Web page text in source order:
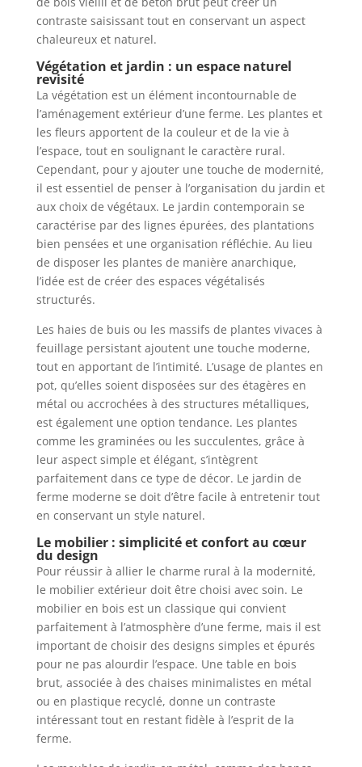
contraste saisissant tout en conservant un aspect
chaleureux et naturel.
Végétation et jardin : un espace naturel
revisité
La végétation est un élément incontournable de
l’aménagement extérieur d’une ferme. Les plantes et
les fleurs apportent de la couleur et de la vie à
l’espace, tout en soulignant le caractère rural.
Cependant, pour y ajouter une touche de modernité,
il est essentiel de penser à l’organisation du jardin et
aux choix de végétaux. Le jardin contemporain se
caractérise par des lignes épurées, des plantations
bien pensées et une organisation réfléchie. Au lieu
de disposer les plantes de manière anarchique,
l’idée est de créer des espaces végétalisés
structurés.
Les haies de buis ou les massifs de plantes vivaces à
feuillage persistant ajoutent une touche moderne,
tout en apportant de l’intimité. L’usage de plantes en
pot, qu’elles soient disposées sur des étagères en
métal ou accrochées à des structures métalliques,
est également une option tendance. Les plantes
comme les graminées ou les succulentes, grâce à
leur aspect simple et élégant, s’intègrent
parfaitement dans ce type de décor. Le jardin de
ferme moderne se doit d’être facile à entretenir tout
en conservant un style naturel.
Le mobilier : simplicité et confort au cœur
du design
Pour réussir à allier le charme rural à la modernité,
le mobilier extérieur doit être choisi avec soin. Le
mobilier en bois est un classique qui convient
parfaitement à l’atmosphère d’une ferme, mais il est
important de choisir des designs simples et épurés
pour ne pas alourdir l’espace. Une table en bois
brut, associée à des chaises minimalistes en métal
ou en plastique recyclé, donne un contraste
intéressant tout en restant fidèle à l’esprit de la
ferme.